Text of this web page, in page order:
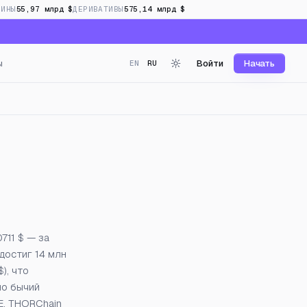
55,97 млрд $ДЕРИВАТИВЫ575,14 млрд $
EN RU Войти Начать
$ — за
14 млн
что
бычий
THORChain